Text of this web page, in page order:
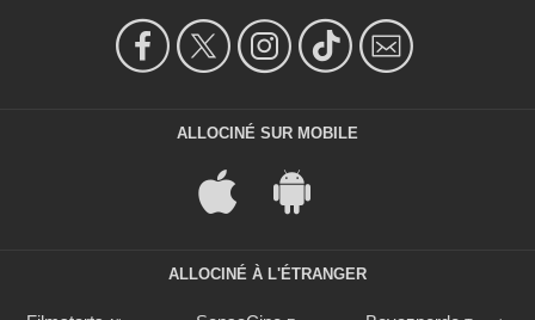
ALLOCINÉ SUR MOBILE
ALLOCINÉ À L'ÉTRANGER